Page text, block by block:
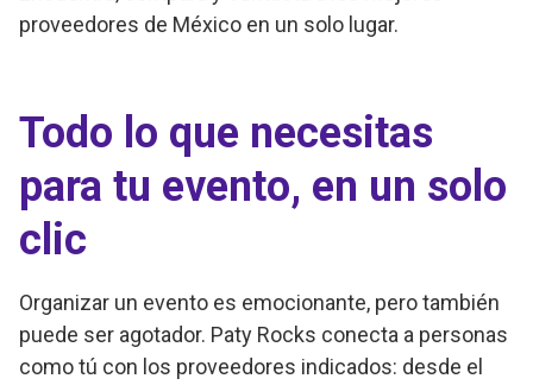
proveedores de México en un solo lugar.
Todo lo que necesitas
para tu evento, en un solo
clic
Organizar un evento es emocionante, pero también
puede ser agotador. Paty Rocks conecta a personas
como tú con los proveedores indicados: desde el